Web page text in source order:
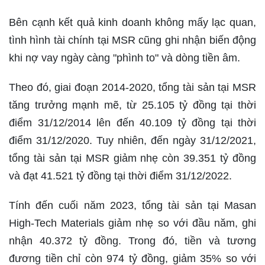
Bên cạnh kết quả kinh doanh không mấy lạc quan,
tình hình tài chính tại MSR cũng ghi nhận biến động
khi nợ vay ngày càng "phình to" và dòng tiền âm.
Theo đó, giai đoạn 2014-2020, tổng tài sản tại MSR
tăng trưởng mạnh mẽ, từ 25.105 tỷ đồng tại thời
điểm 31/12/2014 lên đến 40.109 tỷ đồng tại thời
điểm 31/12/2020. Tuy nhiên, đến ngày 31/12/2021,
tổng tài sản tại MSR giảm nhẹ còn 39.351 tỷ đồng
và đạt 41.521 tỷ đồng tại thời điểm 31/12/2022.
Tính đến cuối năm 2023, tổng tài sản tại Masan
High-Tech Materials giảm nhẹ so với đầu năm, ghi
nhận 40.372 tỷ đồng. Trong đó, tiền và tương
đương tiền chỉ còn 974 tỷ đồng, giảm 35% so với